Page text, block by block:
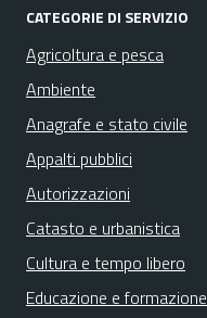
CATEGORIE DI SERVIZIO
Agricoltura e pesca
Ambiente
Anagrafe e stato civile
Appalti pubblici
Autorizzazioni
Catasto e urbanistica
Cultura e tempo libero
Educazione e formazione